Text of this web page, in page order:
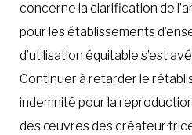
concerne la clarification de
pour les établissements
d’utilisation équitable s’est
Continuer à retarder le
indemnité pour la
des œuvres des